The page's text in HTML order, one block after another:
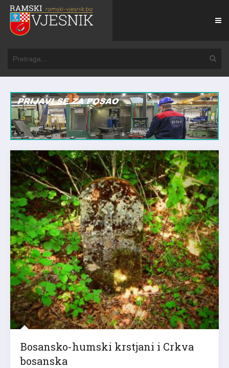
Bosansko-humski krstjani i Crkva
bosanska